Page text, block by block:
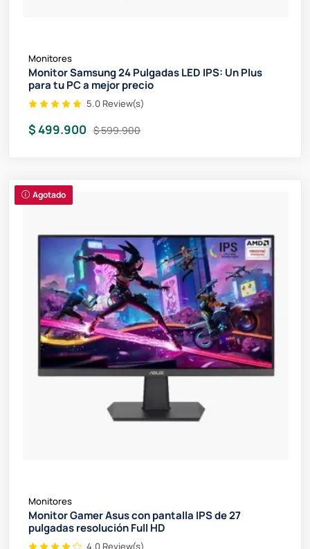
Monitores
Monitor Samsung 24 Pulgadas LED IPS: Un Plus
para tu PC a mejor precio
5.0 Review(s)
$ 499.900 $ 599.900
Agotado
Monitores
Monitor Gamer Asus con pantalla IPS de 27
pulgadas resolución Full HD
4.0 Review(s)